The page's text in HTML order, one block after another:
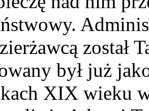
został
był już
XIX wieku